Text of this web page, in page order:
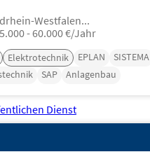
Westfalen...
- 60.000 €/Jahr
Elektrotechnik EPLAN
SISTEMA
SAP Anlagenbau